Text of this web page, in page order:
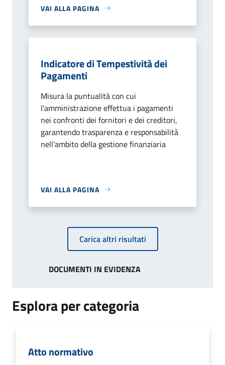
VAI ALLA PAGINA
Indicatore di Tempestività dei
Pagamenti
Misura la puntualità con cui
l'amministrazione effettua i pagamenti
nei confronti dei fornitori e dei creditori,
garantendo trasparenza e responsabilità
nell'ambito della gestione finanziaria
VAI ALLA PAGINA
Carica altri risultati
DOCUMENTI IN EVIDENZA
Esplora per categoria
Atto normativo